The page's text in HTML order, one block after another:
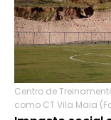
Centro de
como CT Vila Maia